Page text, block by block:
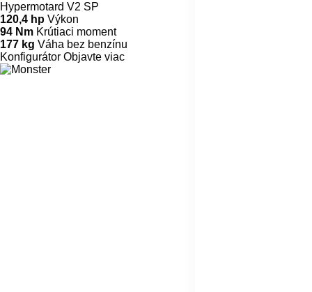
Hypermotard V2 SP
120,4 hp Výkon
94 Nm Krútiaci moment
177 kg Váha bez benzínu
Konfigurátor Objavte viac